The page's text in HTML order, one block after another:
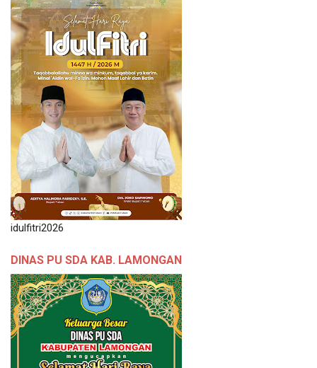
idulfitri2026
DINAS PU SDA KAB. LAMONGAN